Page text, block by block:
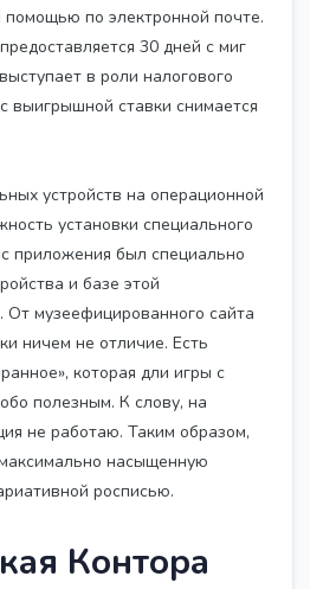
помощью по электронной почте.
30 дней с миг
в роли налогового
выигрышной ставки снимается
устройств на операционной
установки специального
приложения был специально
и базе этой
От музеефицированного сайта
ничем не отличие. Есть
которая дли игры с
полезным. К слову, на
не работаю. Таким образом,
насыщенную
росписью.
Контора